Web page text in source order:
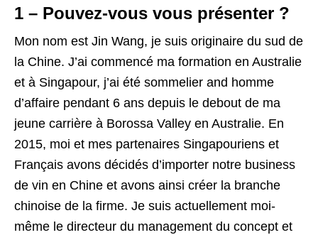
1 – Pouvez-vous vous présenter ?
Mon nom est Jin Wang, je suis originaire du sud de
la Chine. J’ai commencé ma formation en Australie
et à Singapour, j’ai été sommelier and homme
d’affaire pendant 6 ans depuis le debout de ma
jeune carrière à Borossa Valley en Australie. En
2015, moi et mes partenaires Singapouriens et
Français avons décidés d’importer notre business
de vin en Chine et avons ainsi créer la branche
chinoise de la firme. Je suis actuellement moi-
même le directeur du management du concept et